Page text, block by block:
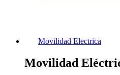
Movilidad Electrica
Movilidad